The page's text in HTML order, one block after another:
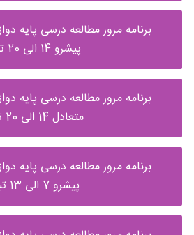
برنامه مرور مطالعه درسی پایه
پیشرو 14 الی 20 تیر
برنامه مرور مطالعه درسی پایه
متعادل 14 الی 20 تیر
برنامه مرور مطالعه درسی پایه
پیشرو 7 الی 13 تیر